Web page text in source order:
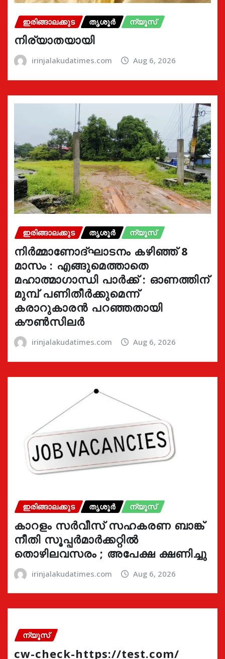
ഇരിങ്ങാലക്കുട തൃശൂർ ന്യൂസ്
നിര്യാതയായി
irinjalakudatimes.com Aug 6, 2026
ഇരിങ്ങാലക്കുട തൃശൂർ ന്യൂസ്
നിർമ്മാണോദ്ഘാടനം കഴിഞ്ഞ് 8
മാസം : എങ്ങുമെത്താതെ
മഹാത്മാഗാന്ധി പാർക്ക് : ഓണത്തിന്
മുമ്പ് പണിതീർക്കുമെന്ന്
കരാറുകാരൻ പറഞ്ഞതായി
കൗൺസിലർ
irinjalakudatimes.com Aug 6, 2026
ഇരിങ്ങാലക്കുട തൃശൂർ ന്യൂസ്
കാറളം സർവീസ് സഹകരണ ബാങ്ക്
നീതി സൂപ്പർമാർക്കറ്റിൽ
തൊഴിലവസരം ; അപേക്ഷ ക്ഷണിച്ചു
irinjalakudatimes.com Aug 6, 2026
ന്യൂസ്
cw-check-https://test.com/